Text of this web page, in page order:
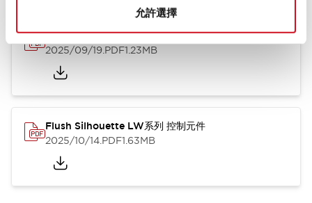
允許選擇
Flush Silhouette LW系列 控制元件 (英文版)
2025/09/19.PDF1.23MB
Flush Silhouette LW系列 控制元件
2025/10/14.PDF1.63MB